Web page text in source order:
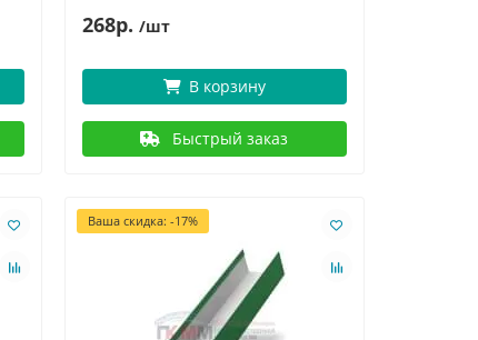
268р. /шт
В корзину
Быстрый заказ
Ваша скидка: -17%